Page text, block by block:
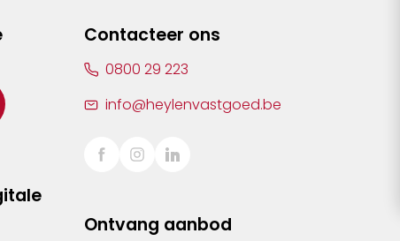
Contacteer ons
0800 29 223
info@heylenvastgoed.be
Ontvang aanbod